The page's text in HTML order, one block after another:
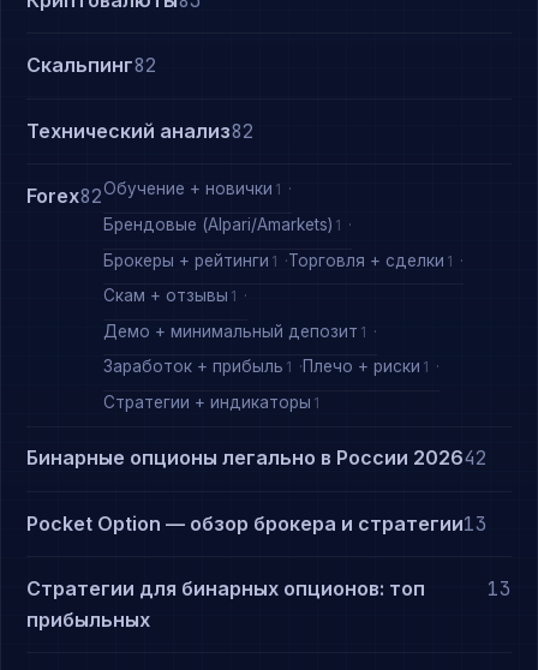
Скальпинг82
Технический анализ82
Forex82Обучение + новички 1
Брендовые (Alpari/Amarkets) 1
Брокеры + рейтинги 1 Торговля + сделки 1
Скам + отзывы 1
Демо + минимальный депозит 1
Заработок + прибыль 1 Плечо + риски 1
Стратегии + индикаторы 1
Бинарные опционы легально в России 202642
Pocket Option — обзор брокера и стратегии13
Стратегии для бинарных опционов: топ
прибыльных
13